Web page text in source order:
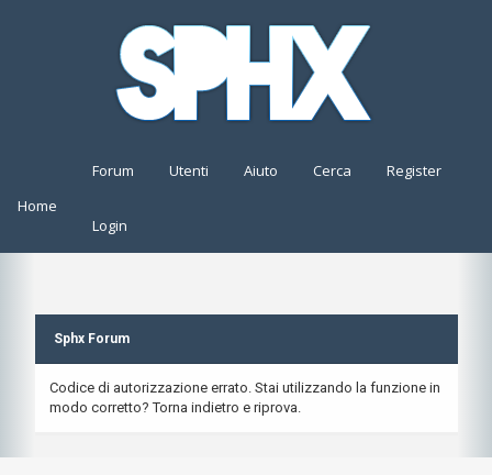
Home
Forum Utenti Aiuto Cerca Register
Login
Sphx Forum
Codice di autorizzazione errato. Stai utilizzando la funzione in
modo corretto? Torna indietro e riprova.